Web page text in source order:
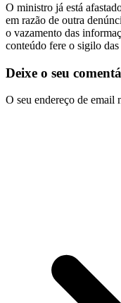
O ministro já está
em razão de outra
o vazamento das
conteúdo fere o sigilo
Deixe o seu
O seu endereço de email